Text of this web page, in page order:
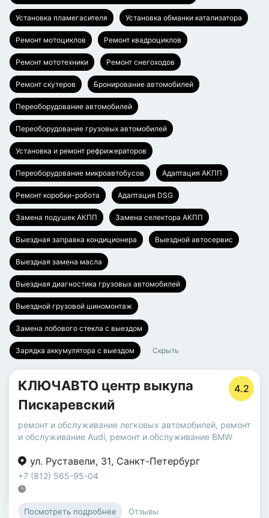
Установка пламегасителя Установка обманки катализатора
Ремонт мотоциклов Ремонт квадроциклов
Ремонт мототехники Ремонт снегоходов
Ремонт скутеров Бронирование автомобилей
Переоборудование автомобилей
Переоборудование грузовых автомобилей
Установка и ремонт рефрижераторов
Переоборудование микроавтобусов Адаптация АКПП
Ремонт коробки-робота Адаптация DSG
Замена подушек АКПП Замена селектора АКПП
Выездная заправка кондиционера Выездной автосервис
Выездная замена масла
Выездная диагностика грузовых автомобилей
Выездной грузовой шиномонтаж
Замена лобового стекла с выездом
Зарядка аккумулятора с выездом Скрыть
КЛЮЧАВТО центр выкупа
Пискаревский
4.2
ремонт и обслуживание легковых автомобилей, ремонт
и обслуживание Audi, ремонт и обслуживание BMW
ул. Руставели, 31, Санкт-Петербург
+7 (812) 565-95-04
Посмотреть подробнее Отзывы